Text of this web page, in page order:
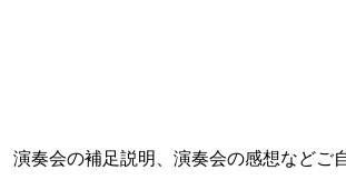
演奏会の補足説明、演奏会の感想などご